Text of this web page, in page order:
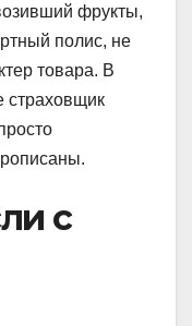
фрукты,
полис, не
товара. В
страховщик
с